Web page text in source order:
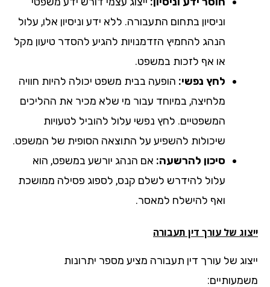
וניסיון בתחום התעבורה. ללא ידע וניסיון אלו, עלול
הנהג להחמיץ הזדמנויות להגיע להסדר טיעון מקל
או אף לזכות במשפט.
לחץ נפשי:הופעה בבית משפט יכולה להיות חוויה
מלחיצה, במיוחד עבור מי שלא מכיר את ההליכים
המשפטיים. לחץ נפשי עלול להוביל לטעויות
שיכולות להשפיע על התוצאה הסופית של המשפט.
סיכון להרשעה:אם הנהג יורשע במשפט, הוא
עלול להידרש לשלם קנס, לספוג פסילה ממושכת
ואף להישלח למאסר.
של עורך דין תעבורה
של עורך דין תעבורה מציע מספר יתרונות